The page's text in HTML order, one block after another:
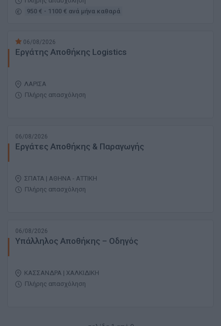
950 € - 1100 € ανά μήνα καθαρά
06/08/2026
Εργάτης Αποθήκης Logistics
ΛΑΡΙΣΑ
Πλήρης απασχόληση
06/08/2026
Εργάτες Αποθήκης & Παραγωγής
ΣΠΑΤΑ | ΑΘΗΝΑ - ΑΤΤΙΚΗ
Πλήρης απασχόληση
06/08/2026
Υπάλληλος Αποθήκης – Οδηγός
ΚΑΣΣΑΝΔΡΑ | ΧΑΛΚΙΔΙΚΗ
Πλήρης απασχόληση